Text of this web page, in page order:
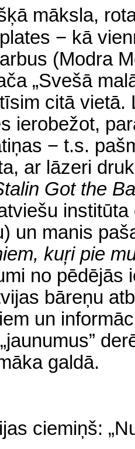
māksla,
− kā
(Modra
„Svešā
citā vietā.
ierobežot,
− t.s.
ar lāzeri
Got the
un manis
kuŗi pie
no pēdējās
bāreņu
un
galdā.
ciemiņš: